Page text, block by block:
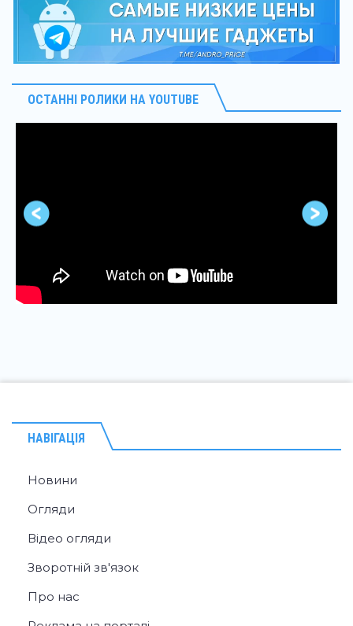
ОСТАННІ РОЛИКИ НА YOUTUBE
НАВІГАЦІЯ
Новини
Огляди
Відео огляди
Зворотній зв'язок
Про нас